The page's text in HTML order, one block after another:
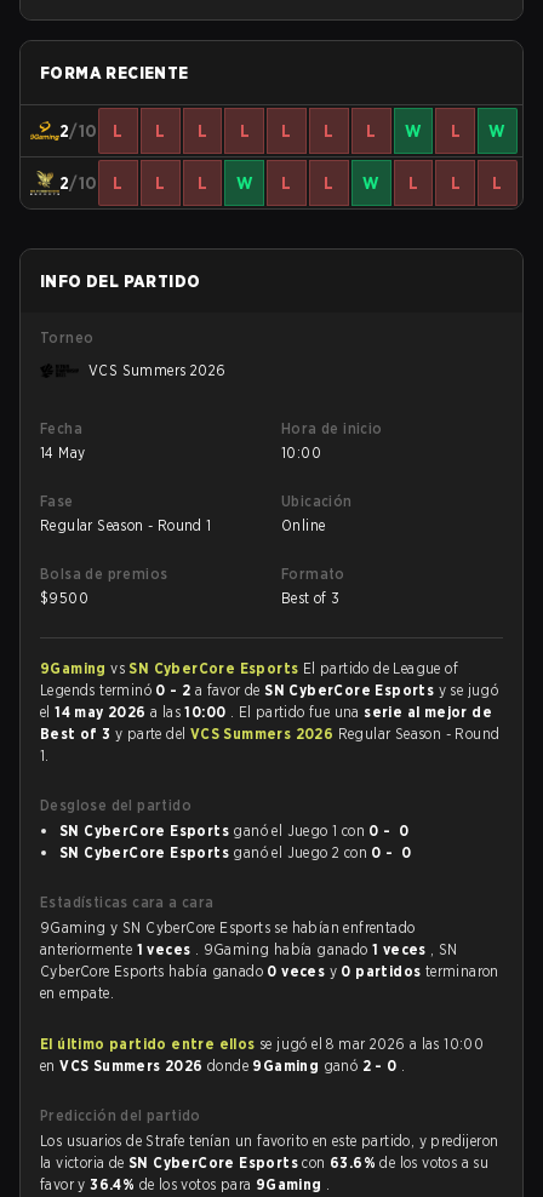
FORMA RECIENTE
2/10 L L L L L L L W L W
2/10 L L L W L L W L L L
INFO DEL PARTIDO
Torneo
VCS Summers 2026
Fecha
14 May
Hora de inicio
10:00
Fase
Regular Season - Round 1
Ubicación
Online
Bolsa de premios
$9500
Formato
Best of 3
9Gamingvs SN CyberCore Esports El partido de League of
Legends terminó 0 - 2 a favor deSN CyberCore Esports y se jugó
el14 may 2026a las10:00 . El partido fue una serie al mejor de
Best of 3y parte del VCS Summers 2026 Regular Season - Round
1.
Desglose del partido
SN CyberCore Esports ganó el Juego 1 con 0 - 0
SN CyberCore Esports ganó el Juego 2 con 0 - 0
Estadísticas cara a cara
9Gaming y SN CyberCore Esports se habían enfrentado
anteriormente 1 veces . 9Gaming había ganado1 veces , SN
CyberCore Esports había ganado 0 veces y 0 partidos terminaron
en empate.
El último partido entre ellos se jugó el 8 mar 2026 a las 10:00
enVCS Summers 2026donde 9Gaming ganó 2 - 0 .
Predicción del partido
Los usuarios de Strafe tenían un favorito en este partido, y predijeron
la victoria deSN CyberCore Esportscon 63.6%de los votos a su
favor y36.4% de los votos para 9Gaming .